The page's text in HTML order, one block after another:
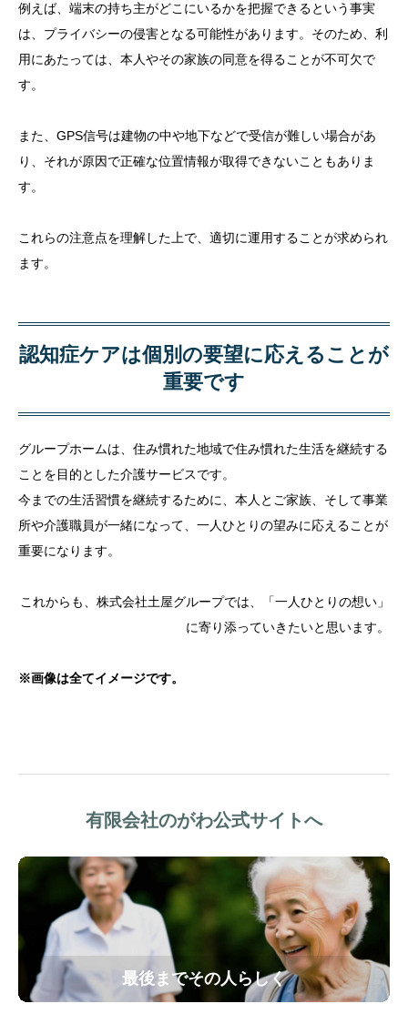
例えば、端末の持ち主がどこにいるかを把握できるという事実
は、プライバシーの侵害となる可能性があります。 そのため、利
用にあたっては、本人やその家族の同意を得ることが不可欠で
す。
また、GPS信号は建物の中や地下などで受信が難しい場合があ
り、それが原因で正確な位置情報が取得できないこともありま
す。
これらの注意点を理解した上で、適切に運用することが求められ
ます。
認知症ケアは個別の要望に応えることが
重要です
グループホームは、住み慣れた地域で住み慣れた生活を継続する
ことを目的とした介護サービスです。
今までの生活習慣を継続するために、本人とご家族、そして事業
所や介護職員が一緒になって、一人ひとりの望みに応えることが
重要になります。
これからも、株式会社土屋グループでは、「一人ひとりの想い」
に寄り添っていきたいと思います。
※画像は全てイメージです。
有限会社のがわ公式サイトへ
最後までその人らしく